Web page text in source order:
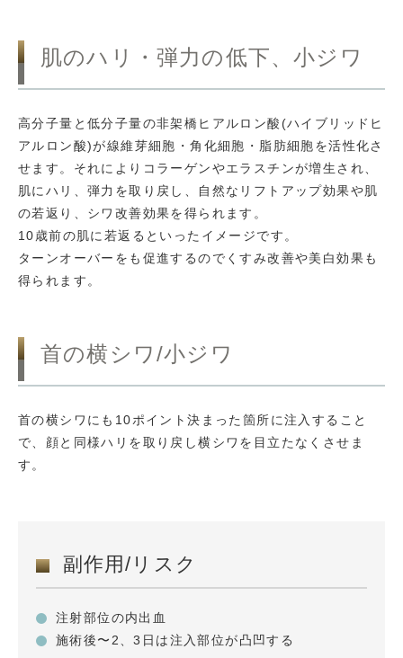
肌のハリ・弾力の低下、小ジワ
高分子量と低分子量の非架橋ヒアルロン酸(ハイブリッドヒ
アルロン酸)が線維芽細胞・角化細胞・脂肪細胞を活性化さ
せます。それによりコラーゲンやエラスチンが増生され、
肌にハリ、弾力を取り戻し、自然なリフトアップ効果や肌
の若返り、シワ改善効果を得られます。
10歳前の肌に若返るといったイメージです。
ターンオーバーをも促進するのでくすみ改善や美白効果も
得られます。
首の横シワ/小ジワ
首の横シワにも10ポイント決まった箇所に注入すること
で、顔と同様ハリを取り戻し横シワを目立たなくさせま
す。
副作用/リスク
注射部位の内出血
施術後〜2、3日は注入部位が凸凹する